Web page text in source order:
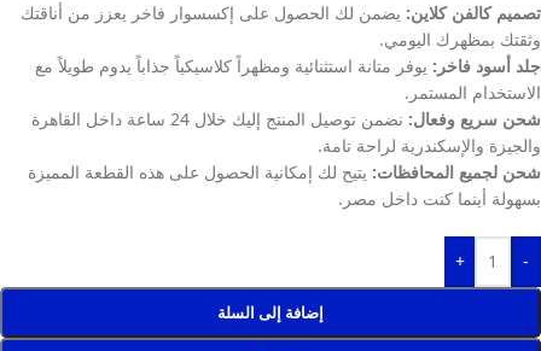
تصميم كالفن كلاين: يضمن لك الحصول على إكسسوار فاخر يعزز من أناقتك
وثقتك بمظهرك اليومي.
جلد أسود فاخر: يوفر متانة استثنائية ومظهراً كلاسيكياً جذاباً يدوم طويلاً مع
الاستخدام المستمر.
شحن سريع وفعال:
نضمن توصيل المنتج إليك خلال 24 ساعة داخل القاهرة
والجيزة والإسكندرية لراحة تامة.
شحن لجميع المحافظات: يتيح لك إمكانية الحصول على هذه القطعة المميزة
بسهولة أينما كنت داخل مصر.
-
+
إضافة إلى السلة